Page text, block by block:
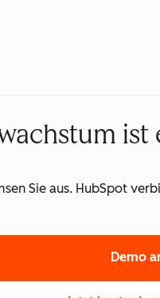
ist
Sie aus. HubSpot
Demo